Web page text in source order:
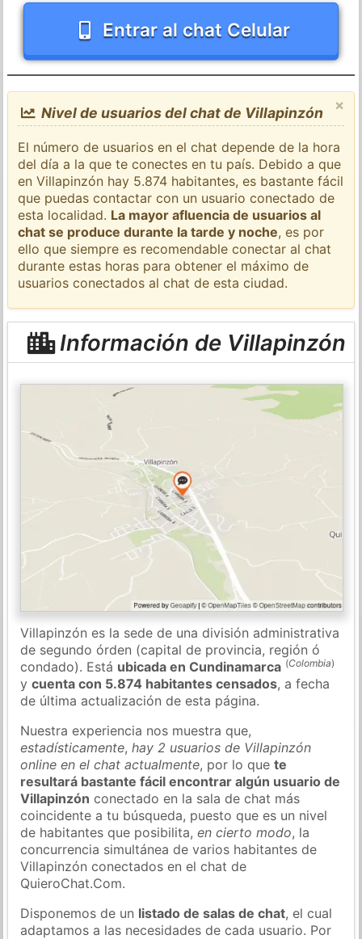
Entrar al chat Celular
×
Nivel de usuarios del chat de Villapinzón
El número de usuarios en el chat depende de la hora
del día a la que te conectes en tu país. Debido a que
en Villapinzón hay 5.874 habitantes, es bastante fácil
que puedas contactar con un usuario conectado de
esta localidad. La mayor afluencia de usuarios al
chat se produce durante la tarde y noche, es por
ello que siempre es recomendable conectar al chat
durante estas horas para obtener el máximo de
usuarios conectados al chat de esta ciudad.
Información de Villapinzón
Villapinzón es la sede de una división administrativa
de segundo órden (capital de provincia, región ó
condado). Está ubicada en Cundinamarca (Colombia)
ycuenta con 5.874 habitantes censados, a fecha
de última actualización de esta página.
Nuestra experiencia nos muestra que,
estadísticamente,hay 2 usuarios de Villapinzón
online en el chat actualmente, por lo quete
resultará bastante fácil encontrar algún usuario de
Villapinzón conectado en la sala de chat más
coincidente a tu búsqueda, puesto que es un nivel
de habitantes que posibilita,en cierto modo, la
concurrencia simultánea de varios habitantes de
Villapinzón conectados en el chat de
QuieroChat.Com.
Disponemos de un listado de salas de chat, el cual
adaptamos a las necesidades de cada usuario. Por